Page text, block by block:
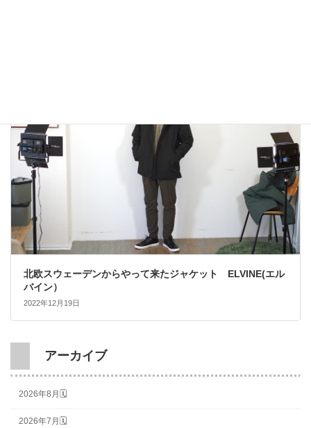
北欧スウェーデンからやって来たジャケット ELVINE(エル
バイン）
2022年12月19日
アーカイブ
2026年8月🗓
2026年7月🗓